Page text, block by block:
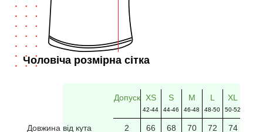
Чоловіча розмірна сітка
Допуск XS
42-44
S
44-46
M
46-48
L
48-50
XL
50-52
Довжина від кута 2 66 68 70 72 74